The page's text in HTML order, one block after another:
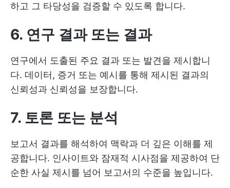
하고 그 타당성을 검증할 수 있도록 합니다.
6. 연구 결과 또는 결과
연구에서 도출된 주요 결과 또는 발견을 제시합니
다. 데이터, 증거 또는 예시를 통해 제시된 결과의
신뢰성과 신뢰성을 보장합니다.
7. 토론 또는 분석
보고서 결과를 해석하여 맥락과 더 깊은 이해를 제
공합니다. 인사이트와 잠재적 시사점을 제공하여 단
순한 사실 제시를 넘어 보고서의 수준을 높입니다.